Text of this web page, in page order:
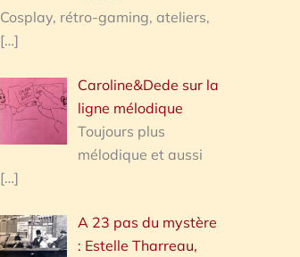
Cosplay, rétro-gaming, ateliers,
[…]
Caroline&Dede sur la
ligne mélodique
Toujours plus
mélodique et aussi
[…]
A 23 pas du mystère
: Estelle Tharreau,